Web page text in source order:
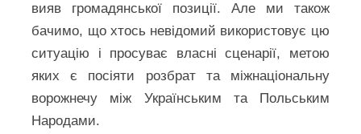
вияв громадянської позиції. Але ми також
бачимо, що хтось невідомий використовує цю
ситуацію і просуває власні сценарії, метою
яких є посіяти розбрат та міжнаціональну
ворожнечу між Українським та Польським
Народами.